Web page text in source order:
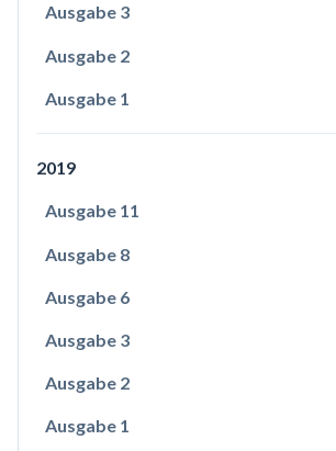
Ausgabe 3
Ausgabe 2
Ausgabe 1
2019
Ausgabe 11
Ausgabe 8
Ausgabe 6
Ausgabe 3
Ausgabe 2
Ausgabe 1